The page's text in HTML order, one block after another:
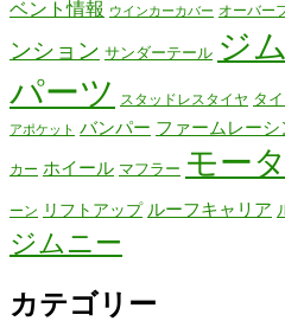
ベント情報
ウインカーカバー オーバー
ンション サンダーテール ジ
パーツ
スタッドレスタイヤ タ
アポケット バンパー ファームレーシ
カー ホイール マフラー モー
ーン リフトアップ ルーフキャリア
ジムニー
カテゴリー